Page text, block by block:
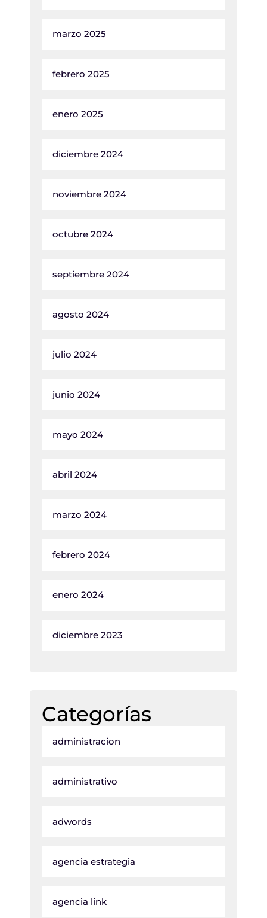
marzo 2025
febrero 2025
enero 2025
diciembre 2024
noviembre 2024
octubre 2024
septiembre 2024
agosto 2024
julio 2024
junio 2024
mayo 2024
abril 2024
marzo 2024
febrero 2024
enero 2024
diciembre 2023
Categorías
administracion
administrativo
adwords
agencia estrategia
agencia link